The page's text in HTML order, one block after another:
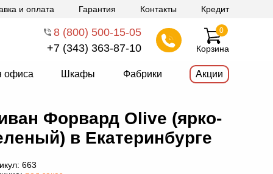
и оплата Гарантия Контакты Кредит
8 (800) 500-15-05
+7 (343) 363-87-10
Корзина
0
офиса Шкафы Фабрики Акции
Форвард Olive (ярко-
в Екатеринбурге
663